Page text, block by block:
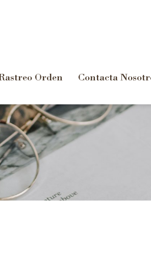
Orden Contacta